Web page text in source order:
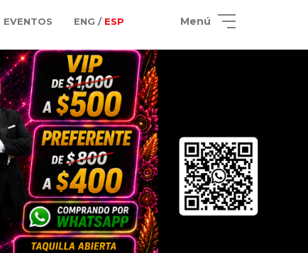
EVENTOS ENG / ESP Menú